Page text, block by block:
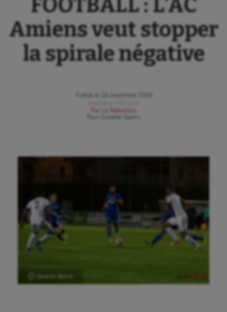
FOOTBALL : L’AC
Amiens veut stopper
la spirale négative
Publié le
26 novembre 2016
Par
La Rédaction
Gazette Sports
Ⓒ Gazette Sports